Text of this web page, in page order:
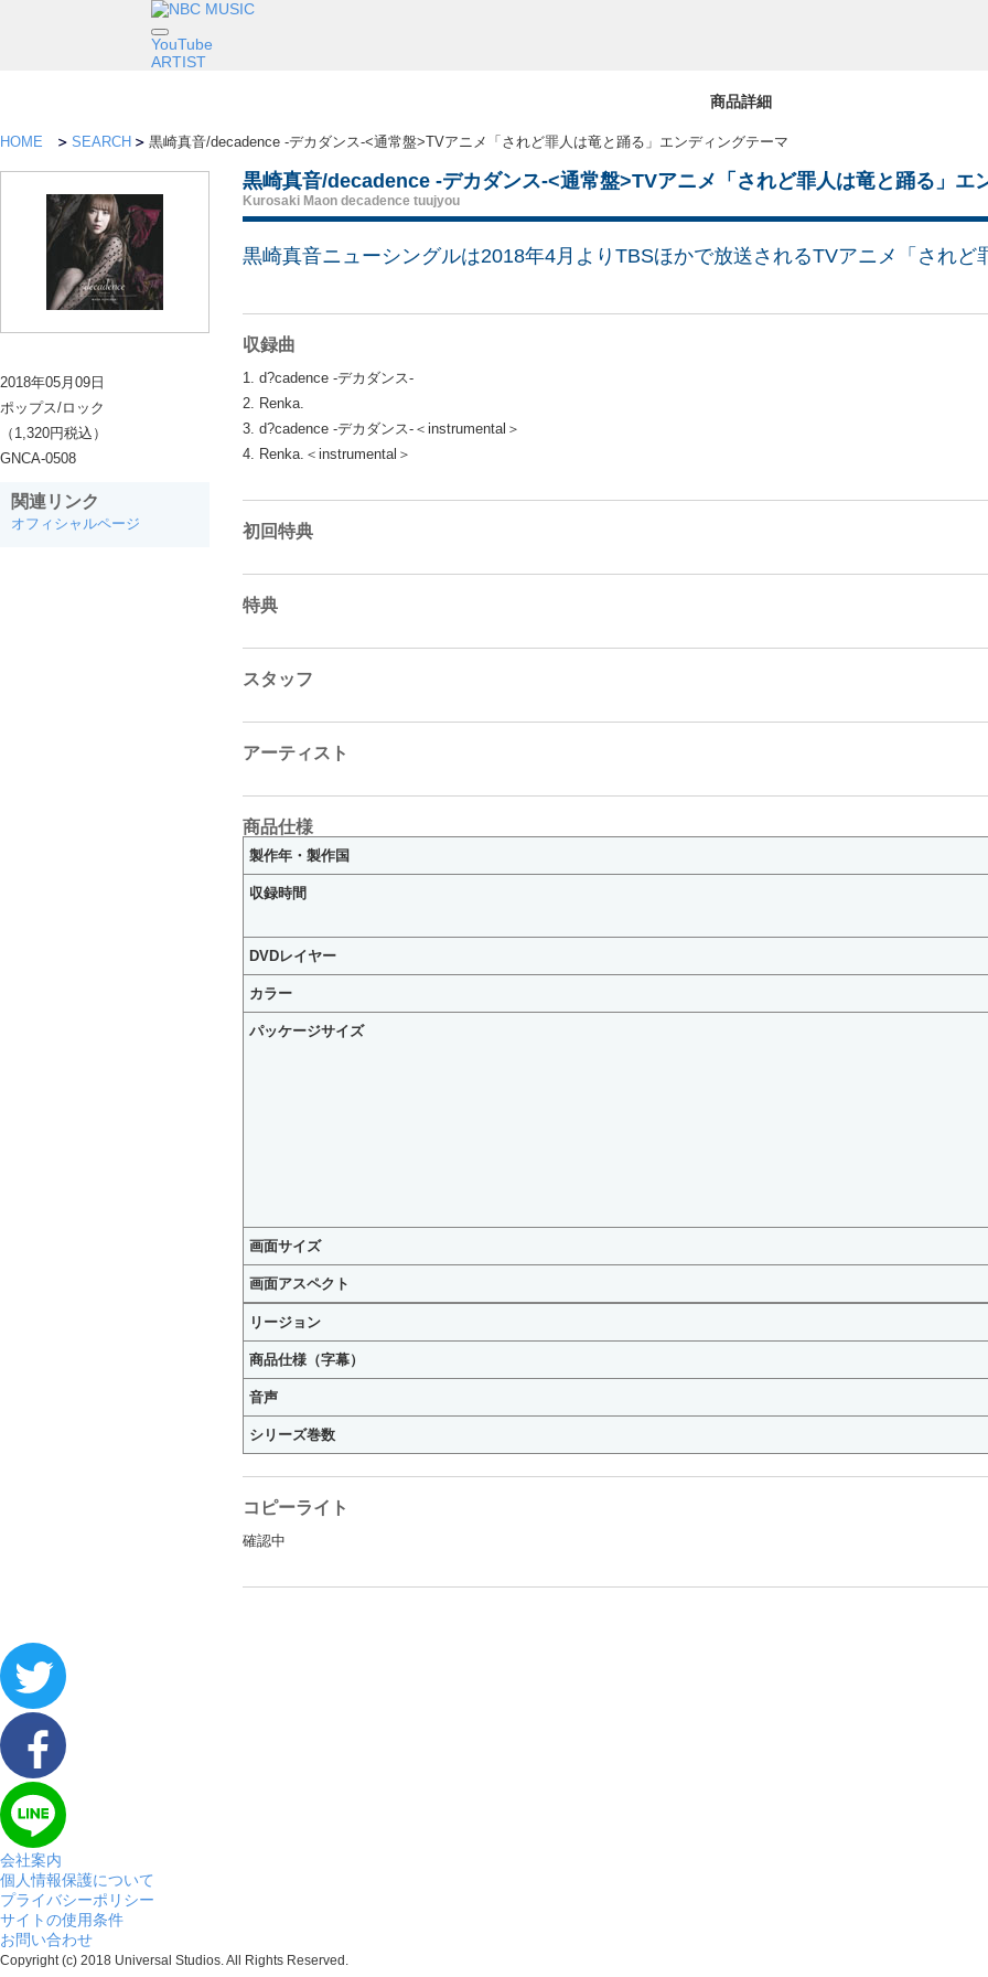
YouTube
ARTIST
商品詳細
HOME SEARCH 黒崎真音/decadence -デカダンス-<通常盤>TVアニメ「されど罪人は竜と踊る」エンディングテーマ
2018年05月09日
ポップス/ロック
（1,320円税込）
GNCA-0508
関連リンク
オフィシャルページ
黒崎真音/decadence -デカダンス-<通常盤>TVアニメ「されど罪人は竜と踊る」エ
Kurosaki Maon decadence tuujyou
黒崎真音ニューシングルは2018年4月よりTBSほかで放送されるTVアニメ「され
収録曲
1. d?cadence -デカダンス-
2. Renka.
3. d?cadence -デカダンス-＜instrumental＞
4. Renka.＜instrumental＞
初回特典
特典
スタッフ
アーティスト
商品仕様
製作年・製作国
収録時間
DVDレイヤー
カラー
パッケージサイズ
画面サイズ
画面アスペクト
リージョン
商品仕様（字幕）
音声
シリーズ巻数
コピーライト
確認中
会社案内
個人情報保護について
プライバシーポリシー
サイトの使用条件
お問い合わせ
Copyright (c) 2018 Universal Studios. All Rights Reserved.